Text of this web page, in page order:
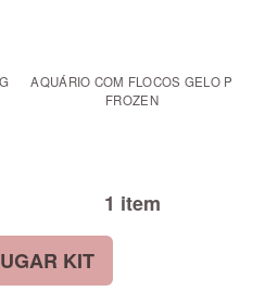
AQUÁRIO COM FLOCOS GELO P
FROZEN
1 item
KIT